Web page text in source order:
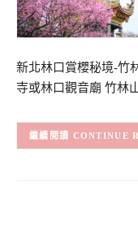
新北林口賞櫻秘境-竹
寺或林口觀音廟 竹林
CONTINUE